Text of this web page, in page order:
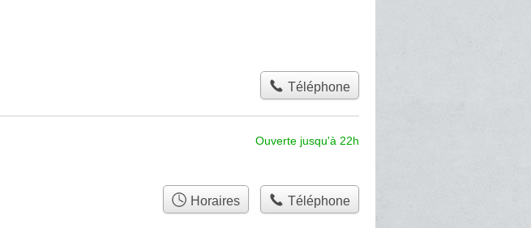
Téléphone
Ouverte jusqu'à 22h
Horaires Téléphone